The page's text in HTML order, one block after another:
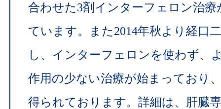
合わせた3剤インターフェロン治療
ています。また2014年秋より経口
し、インターフェロンを使わず、
作用の少ない治療が始まっており
得られております。詳細は、肝臓